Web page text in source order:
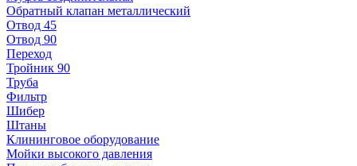
Обратный клапан металлический
Отвод 45
Отвод 90
Переход
Тройник 90
Труба
Фильтр
Шибер
Штаны
Клининговое оборудование
Мойки высокого давления